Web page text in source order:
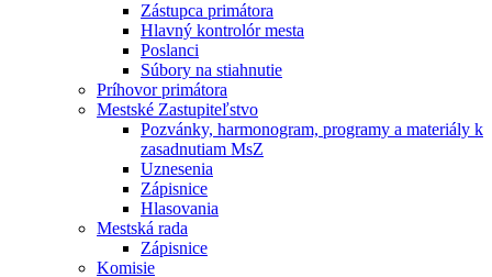
Zástupca primátora
Hlavný kontrolór mesta
Poslanci
Súbory na stiahnutie
Príhovor primátora
Mestské Zastupiteľstvo
Pozvánky, harmonogram, programy a materiály k
zasadnutiam MsZ
Uznesenia
Zápisnice
Hlasovania
Mestská rada
Zápisnice
Komisie